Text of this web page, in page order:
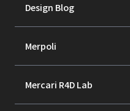
Design Blog
Merpoli
Mercari R4D Lab